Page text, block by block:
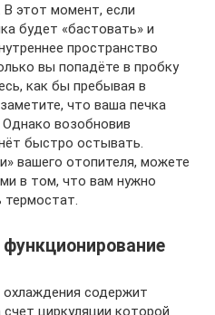
этот момент, если
будет «бастовать» и
пространство
вы попадёте в пробку
как бы пребывая в
что ваша печка
Однако возобновив
быстро остывать.
вашего отопителя, можете
в том, что вам нужно
термостат.
охлаждения содержит
циркуляции которой